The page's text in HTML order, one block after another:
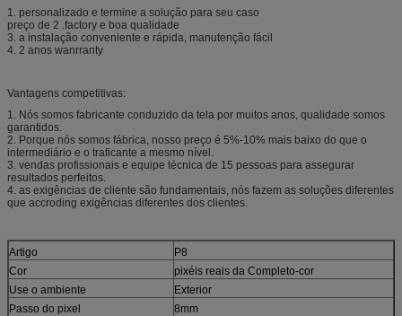
1. personalizado e termine a solução para seu caso
preço de 2 .factory e boa qualidade
3. a instalação conveniente e rápida, manutenção fácil
4. 2 anos wanrranty
Vantagens competitivas:
1. Nós somos fabricante conduzido da tela por muitos anos, qualidade somos
garantidos.
2. Porque nós somos fábrica, nosso preço é 5%-10% mais baixo do que o
intermediário e o traficante a mesmo nível.
3. vendas profissionais e equipe técnica de 15 pessoas para assegurar
resultados perfeitos.
4. as exigências de cliente são fundamentais, nós fazem as soluções diferentes
que accroding exigências diferentes dos clientes.
Artigo
P8
Cor
pixéis reais da Completo-cor
Use o ambiente
Exterior
Passo do pixel
8mm